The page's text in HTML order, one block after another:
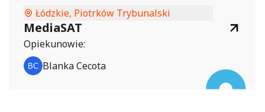
Łódzkie, Piotrków Trybunalski
MediaSAT
Opiekunowie:
Blanka Cecota